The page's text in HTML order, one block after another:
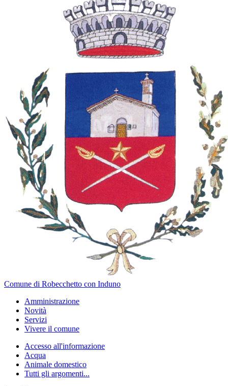
Comune di Robecchetto con Induno
Amministrazione
Novità
Servizi
Vivere il comune
Accesso all'informazione
Acqua
Animale domestico
Tutti gli argomenti...